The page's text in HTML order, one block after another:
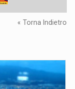
« Torna Indietro